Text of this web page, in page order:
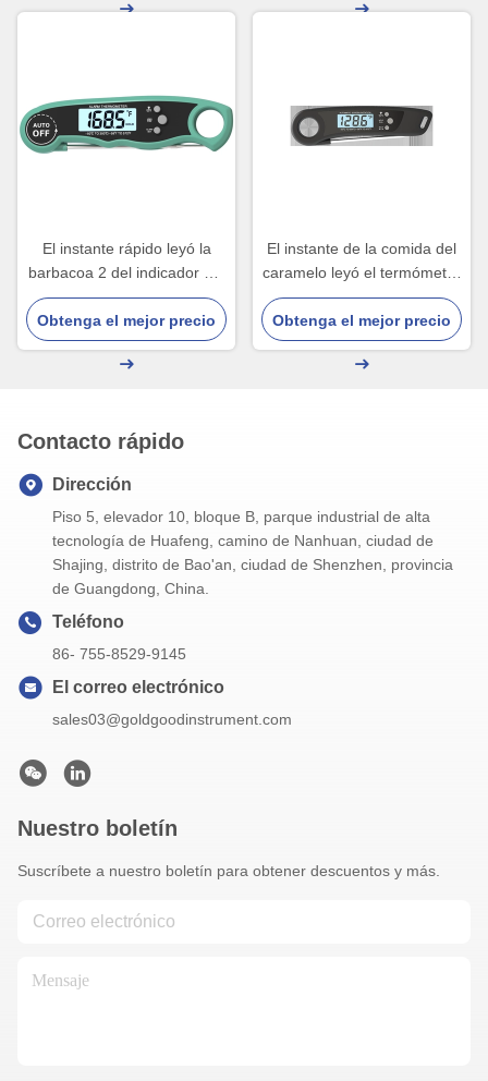
El instante rápido leyó la
barbacoa 2 del indicador del
termómetro de cocinar en 1
Obtenga el mejor precio
El instante de la comida del
caramelo leyó el termómetro
de cocinar para Sugar
Frying Digital
Obtenga el mejor precio
Contacto rápido
Dirección
Piso 5, elevador 10, bloque B, parque industrial de alta
tecnología de Huafeng, camino de Nanhuan, ciudad de
Shajing, distrito de Bao'an, ciudad de Shenzhen, provincia
de Guangdong, China.
Teléfono
86- 755-8529-9145
El correo electrónico
sales03@goldgoodinstrument.com
Nuestro boletín
Suscríbete a nuestro boletín para obtener descuentos y más.